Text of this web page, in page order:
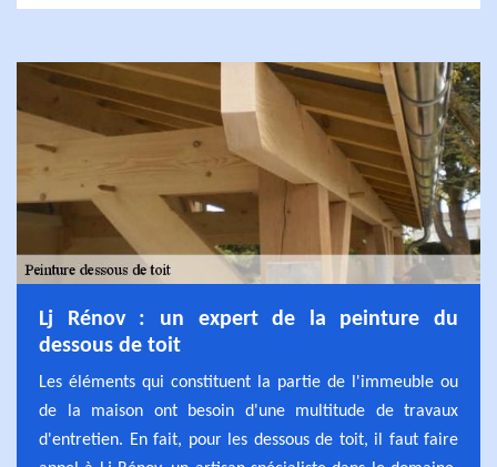
Lj Rénov : un expert de la peinture du
dessous de toit
Les éléments qui constituent la partie de l'immeuble ou
de la maison ont besoin d'une multitude de travaux
d'entretien. En fait, pour les dessous de toit, il faut faire